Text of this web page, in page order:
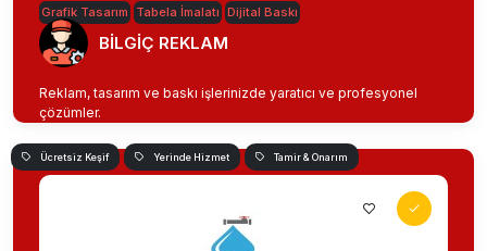
Grafik Tasarım Tabela İmalatı Dijital Baskı
BİLGİÇ REKLAM
Reklam, tasarım ve baskı işlerinizde yaratıcı ve profesyonel
çözümler.
Ücretsiz Keşif Yerinde Hizmet Tamir & Onarım